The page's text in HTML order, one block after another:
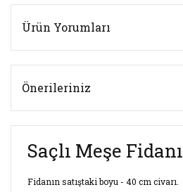
Ürün Yorumları
Önerileriniz
Saçlı Meşe Fidanı
Fidanın satıştaki boyu - 40 cm civarı.